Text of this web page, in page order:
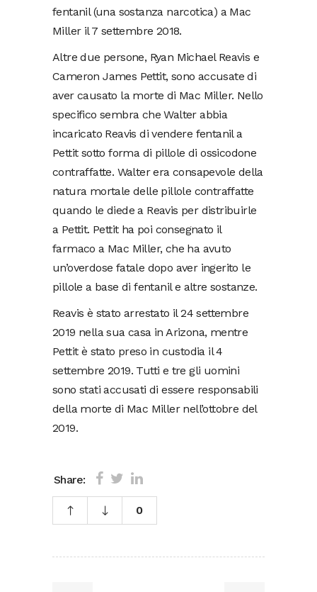
fentanil (una sostanza narcotica) a Mac
Miller il 7 settembre 2018.
Altre due persone, Ryan Michael Reavis e
Cameron James Pettit, sono accusate di
aver causato la morte di Mac Miller. Nello
specifico sembra che Walter abbia
incaricato Reavis di vendere fentanil a
Pettit sotto forma di pillole di ossicodone
contraffatte. Walter era consapevole della
natura mortale delle pillole contraffatte
quando le diede a Reavis per distribuirle
a Pettit. Pettit ha poi consegnato il
farmaco a Mac Miller, che ha avuto
un’overdose fatale dopo aver ingerito le
pillole a base di fentanil e altre sostanze.
Reavis è stato arrestato il 24 settembre
2019 nella sua casa in Arizona, mentre
Pettit è stato preso in custodia il 4
settembre 2019. Tutti e tre gli uomini
sono stati accusati di essere responsabili
della morte di Mac Miller nell’ottobre del
2019.
Share:
0